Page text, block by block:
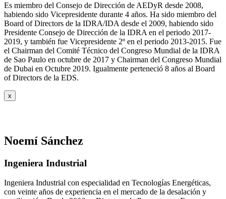
Es miembro del Consejo de Dirección de AEDyR desde 2008,
habiendo sido Vicepresidente durante 4 años. Ha sido miembro del
Board of Directors de la IDRA/IDA desde el 2009, habiendo sido
Presidente Consejo de Dirección de la IDRA en el periodo 2017-
2019, y también fue Vicepresidente 2º en el periodo 2013-2015. Fue
el Chairman del Comité Técnico del Congreso Mundial de la IDRA
de Sao Paulo en octubre de 2017 y Chairman del Congreso Mundial
de Dubai en Octubre 2019. Igualmente perteneció 8 años al Board
of Directors de la EDS.
x
Noemí Sánchez
Ingeniera Industrial
Ingeniera Industrial con especialidad en Tecnologías Energéticas,
con veinte años de experiencia en el mercado de la desalación y